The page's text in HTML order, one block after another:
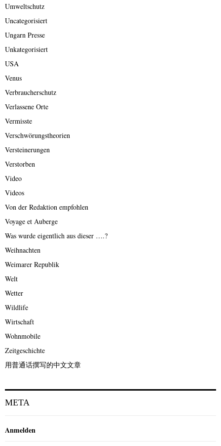
Umweltschutz
Uncategorisiert
Ungarn Presse
Unkategorisiert
USA
Venus
Verbraucherschutz
Verlassene Orte
Vermisste
Verschwörungstheorien
Versteinerungen
Verstorben
Video
Videos
Von der Redaktion empfohlen
Voyage et Auberge
Was wurde eigentlich aus dieser ….?
Weihnachten
Weimarer Republik
Welt
Wetter
Wildlife
Wirtschaft
Wohnmobile
Zeitgeschichte
用普通话撰写的中文文章
META
Anmelden